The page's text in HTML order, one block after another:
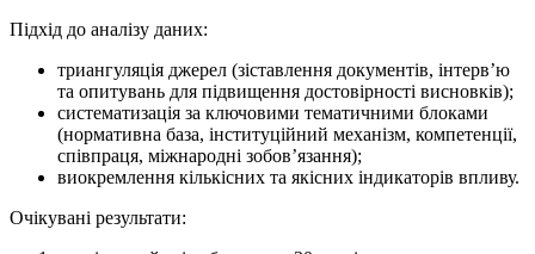
Підхід до аналізу даних:
триангуляція джерел (зіставлення документів, інтерв’ю
та опитувань для підвищення достовірності висновків);
систематизація за ключовими тематичними блоками
(нормативна база, інституційний механізм, компетенції,
співпраця, міжнародні зобов’язання);
виокремлення кількісних та якісних індикаторів впливу.
Очікувані результати: